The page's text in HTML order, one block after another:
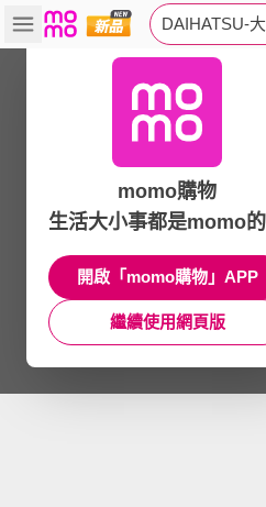
DAIHATSU-
momo購物
生活大小事都是momo
開啟「momo購物」APP
繼續使用網頁版